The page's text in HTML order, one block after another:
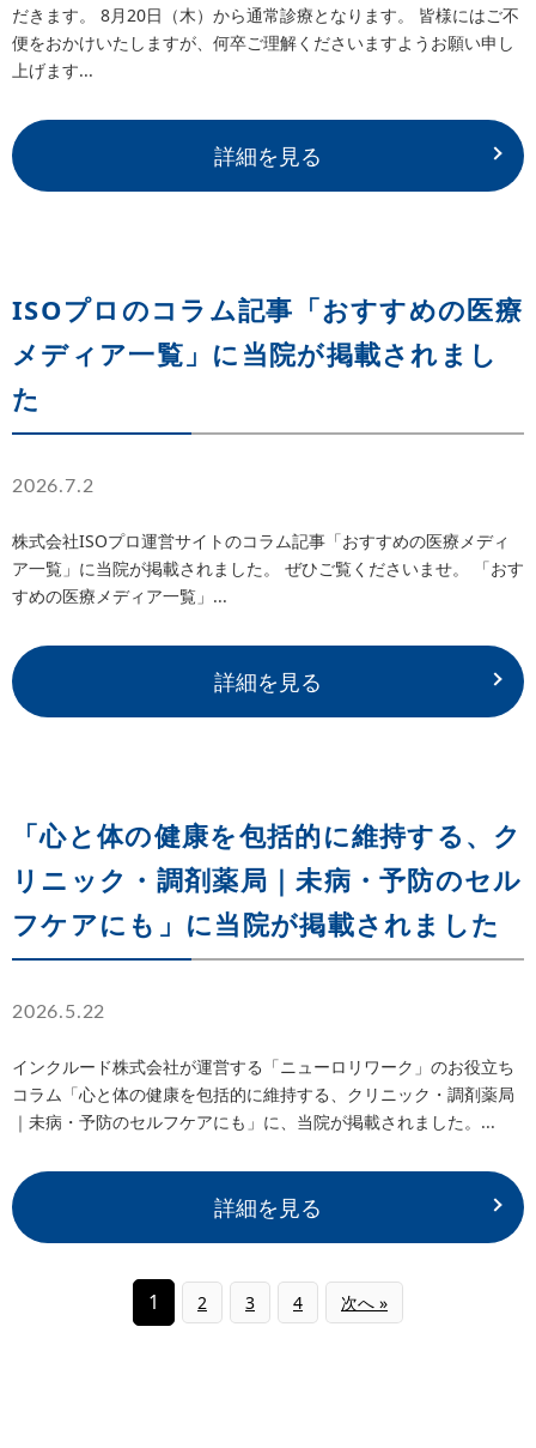
だきます。 8月20日（木）から通常診療となります。 皆様にはご不
便をおかけいたしますが、何卒ご理解くださいますようお願い申し
上げます...
詳細を見る
ISOプロのコラム記事「おすすめの医療
メディア一覧」に当院が掲載されまし
た
2026.7.2
株式会社ISOプロ運営サイトのコラム記事「おすすめの医療メディ
ア一覧」に当院が掲載されました。 ぜひご覧くださいませ。 「おす
すめの医療メディア一覧」...
詳細を見る
「心と体の健康を包括的に維持する、ク
リニック・調剤薬局｜未病・予防のセル
フケアにも」に当院が掲載されました
2026.5.22
インクルード株式会社が運営する「ニューロリワーク」のお役立ち
コラム「心と体の健康を包括的に維持する、クリニック・調剤薬局
｜未病・予防のセルフケアにも」に、当院が掲載されました。...
詳細を見る
1 2 3 4 次へ »